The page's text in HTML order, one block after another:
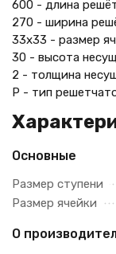
600 - длина
270 - ширина
33х33 - размер
30 - высота
2 - толщина
Р - тип
Основные
Размер ступени
Размер ячейки
О